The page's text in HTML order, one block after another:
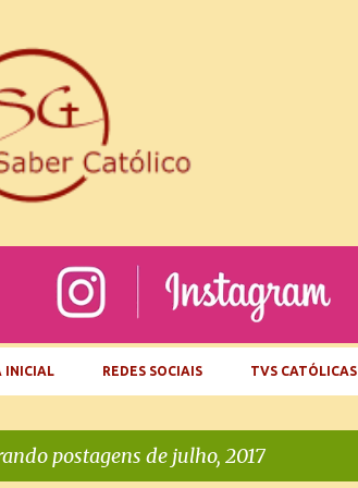
INICIAL REDES SOCIAIS TVS CATÓLICAS
postagens de julho, 2017